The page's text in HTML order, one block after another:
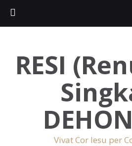
RESI
Vivat Cor Iesu per